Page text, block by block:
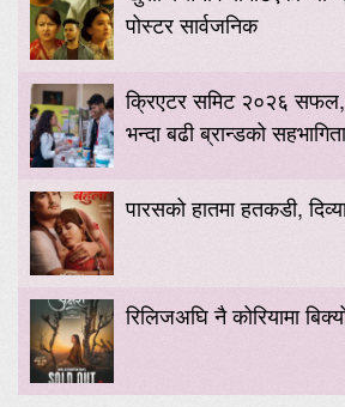
पोस्टर सार्वजनिक
क्रिएटर समिट २०२६
भन्दा बढी ब्रान्डको सहभागिता
पारसको हातमा हतकडी,
रिलिजअघि नै कोरियामा